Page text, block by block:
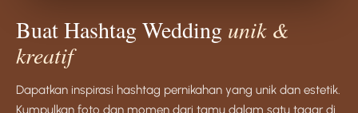
Buat Hashtag Wedding unik &
kreatif
Dapatkan inspirasi hashtag pernikahan yang unik dan estetik.
Kumpulkan foto dan momen dari tamu dalam satu tagar di